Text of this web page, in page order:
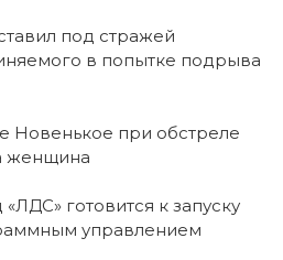
под стражей
в попытке подрыва
Новенькое при обстреле
женщина
готовится к запуску
управлением